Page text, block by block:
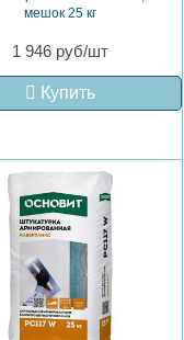
мешок 25 кг
1 946 руб/шт
Купить